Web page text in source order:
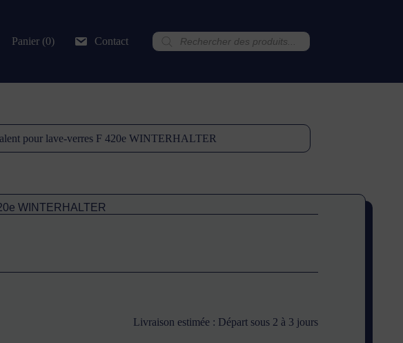
Panier (0) Contact
Recherche
de
pour lave-verres F 420e WINTERHALTER
WINTERHALTER
Livraison estimée : Départ sous 2 à 3 jours